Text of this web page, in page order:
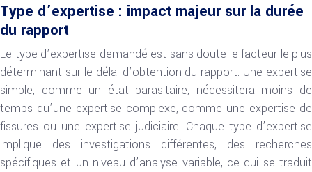
Type d’expertise : impact majeur sur la durée
du rapport
Le type d’expertise demandé est sans doute le facteur le plus
déterminant sur le délai d’obtention du rapport. Une expertise
simple, comme un état parasitaire, nécessitera moins de
temps qu’une expertise complexe, comme une expertise de
fissures ou une expertise judiciaire. Chaque type d’expertise
implique des investigations différentes, des recherches
spécifiques et un niveau d’analyse variable, ce qui se traduit